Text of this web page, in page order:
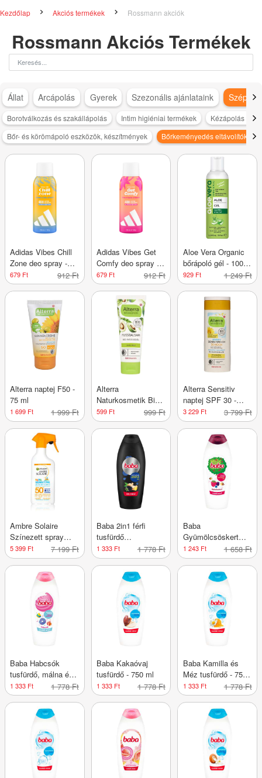
Kezdőlap Akciós termékek Rossmann akciók
Rossmann Akciós Termékek
Állat Arcápolás Gyerek Szezonális ajánlataink
Borotválkozás és szakállápolás Intim higiéniai termékek
Kézápolás és
Bőr- és körömápoló eszközök, készítmények
Bőrkeményedés eltávolítók
Adidas Vibes Chill
Zone deo spray -
150 ml
679 Ft 912 Ft
Adidas Vibes Get
Comfy deo spray -
150 ml
679 Ft 912 Ft
Aloe Vera Organic
bőrápoló gél - 100
ml
929 Ft 1 249 Ft
Alterra naptej F50 -
75 ml
1 699 Ft 1 999 Ft
Alterra
Naturkosmetik Bio-
Avocado & Bio-
Citrom lábbalzsam -
75 ml
599 Ft 999 Ft
Alterra Sensitiv
naptej SPF 30 -
200ml
3 229 Ft 3 799 Ft
Ambre Solaire
Színezett spray
naptej gyerekeknek
- 270 ml
5 399 Ft 7 199 Ft
Baba 2in1 férfi
tusfürdő
vadszederrel és
gyömbérrel - 750 ml
1 333 Ft 1 778 Ft
Baba
Gyümölcsöskert
tusfürdő
bogyósgyümölcs
illattal - 750 ml
1 243 Ft 1 658 Ft
Baba Habcsók
tusfürdő, málna és
rózsafa illattal - 750
ml
1 333 Ft 1 778 Ft
Baba Kakaóvaj
tusfürdő - 750 ml
1 333 Ft 1 778 Ft
Baba Kamilla és
Méz tusfürdő - 750
ml
1 333 Ft 1 778 Ft